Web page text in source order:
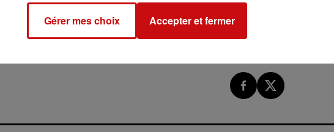
Gérer mes choix Accepter et fermer